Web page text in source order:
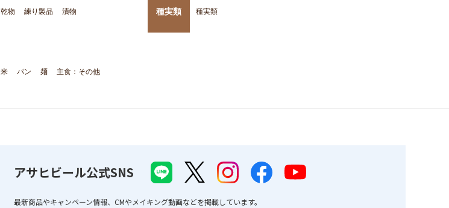
乾物 練り製品 漬物 種実類 種実類
米 パン 麺 主食：その他
アサヒビール公式SNS
最新商品やキャンペーン情報、CMやメイキング動画などを掲載しています。